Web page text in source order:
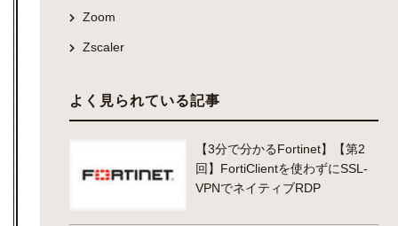
Zoom
Zscaler
よく見られている記事
【3分で分かるFortinet】【第2
回】FortiClientを使わずにSSL-
VPNでネイティブRDP